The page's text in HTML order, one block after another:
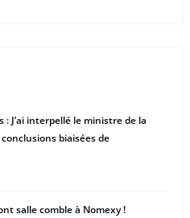
: J’ai interpellé le ministre de la
biaisées de
salle comble à Nomexy !